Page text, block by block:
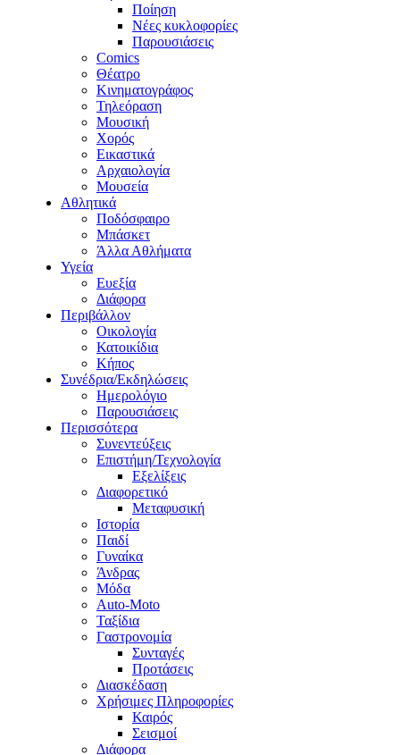
Ποίηση
Νέες κυκλοφορίες
Παρουσιάσεις
Comics
Θέατρο
Κινηματογράφος
Τηλεόραση
Μουσική
Χορός
Εικαστικά
Αρχαιολογία
Μουσεία
Αθλητικά
Ποδόσφαιρο
Μπάσκετ
Άλλα Αθλήματα
Υγεία
Ευεξία
Διάφορα
Περιβάλλον
Οικολογία
Κατοικίδια
Κήπος
Συνέδρια/Εκδηλώσεις
Ημερολόγιο
Παρουσιάσεις
Περισσότερα
Συνεντεύξεις
Επιστήμη/Τεχνολογία
Εξελίξεις
Διαφορετικό
Μεταφυσική
Ιστορία
Παιδί
Γυναίκα
Άνδρας
Μόδα
Auto-Moto
Ταξίδια
Γαστρονομία
Συνταγές
Προτάσεις
Διασκέδαση
Χρήσιμες Πληροφορίες
Καιρός
Σεισμοί
Διάφορα